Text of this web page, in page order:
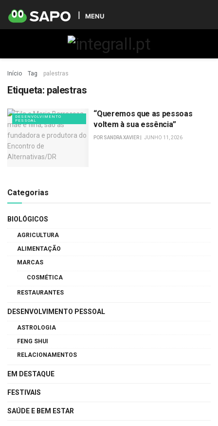
MENU
Início Tag palestras
Etiqueta: palestras
DESENVOLVIMENTO
PESSOAL
“Queremos que as pessoas
voltem à sua essência”
POR SANDRA XAVIER JUNHO 11, 2026
Categorias
BIOLÓGICOS
AGRICULTURA
ALIMENTAÇÃO
MARCAS
COSMÉTICA
RESTAURANTES
DESENVOLVIMENTO PESSOAL
ASTROLOGIA
FENG SHUI
RELACIONAMENTOS
EM DESTAQUE
FESTIVAIS
SAÚDE E BEM ESTAR